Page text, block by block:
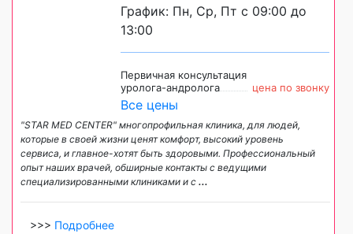
График: Пн, Ср, Пт с 09:00 до
13:00
Первичная консультация
уролога-андролога
цена по звонку
Все цены
"STAR MED CENTER" многопрофильная клиника, для людей,
которые в своей жизни ценят комфорт, высокий уровень
сервиса, и главное-хотят быть здоровыми. Профессиональный
опыт наших врачей, обширные контакты с ведущими
специализированными клиниками и с ...
>>> Подробнее